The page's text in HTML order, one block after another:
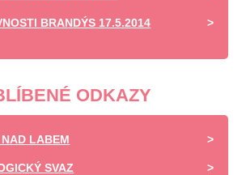
BRANDÝS 17.5.2014
ODKAZY
LABEM
SVAZ